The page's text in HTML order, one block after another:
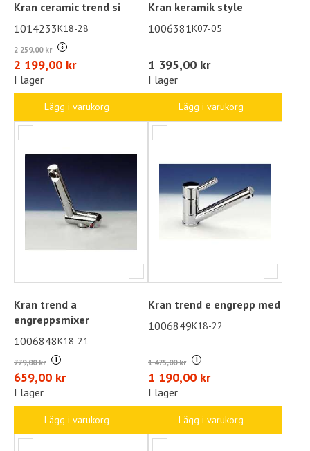
Kran ceramic trend si
1014233K18-28
2 259,00 kr i
2 199,00 kr
I lager
Lägg i varukorg
Kran keramik style
1006381K07-05
1 395,00 kr
I lager
Lägg i varukorg
Kran trend a
engreppsmixer
1006848K18-21
779,00 kr i
659,00 kr
I lager
Lägg i varukorg
Kran trend e engrepp med
1006849K18-22
1 475,00 kr i
1 190,00 kr
I lager
Lägg i varukorg